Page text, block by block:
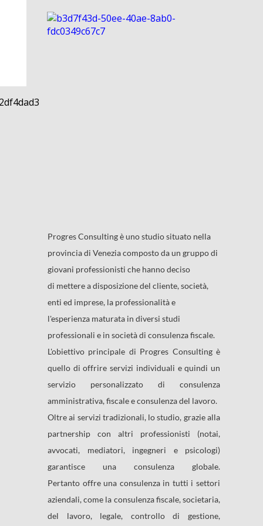
Progres Consulting è uno studio situato nella
provincia di Venezia composto da un gruppo di
giovani professionisti che hanno deciso
di mettere a disposizione del cliente, società,
enti ed imprese, la professionalità e
l'esperienza maturata in diversi studi
professionali e in società di consulenza fiscale.
L'obiettivo principale di Progres Consulting è
quello di offrire servizi individuali e quindi un
servizio personalizzato di consulenza
amministrativa, fiscale e consulenza del lavoro.
Oltre ai servizi tradizionali, lo studio, grazie alla
partnership con altri professionisti (notai,
avvocati, mediatori, ingegneri e psicologi)
garantisce una consulenza globale.
Pertanto offre una consulenza in tutti i settori
aziendali, come la consulenza fiscale, societaria,
del lavoro, legale, controllo di gestione,